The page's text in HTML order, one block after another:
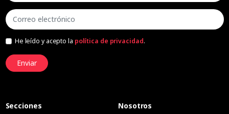
He leído y acepto la política de privacidad.
Enviar
Secciones Nosotros